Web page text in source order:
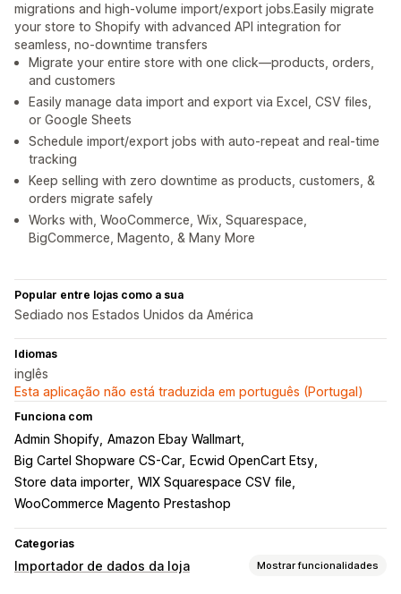
migrations and high-volume import/export jobs.Easily migrate
your store to Shopify with advanced API integration for
seamless, no-downtime transfers
Migrate your entire store with one click—products, orders,
and customers
Easily manage data import and export via Excel, CSV files,
or Google Sheets
Schedule import/export jobs with auto-repeat and real-time
tracking
Keep selling with zero downtime as products, customers, &
orders migrate safely
Works with, WooCommerce, Wix, Squarespace,
BigCommerce, Magento, & Many More
Popular entre lojas como a sua
Sediado nos Estados Unidos da América
Idiomas
inglês
Esta aplicação não está traduzida em português (Portugal)
Funciona com
Admin Shopify Amazon Ebay Wallmart
Big Cartel Shopware CS-Car
Ecwid OpenCart Etsy
Store data importer WIX Squarespace CSV file
WooCommerce Magento Prestashop
Categorias
Importador de dados da loja Mostrar funcionalidades